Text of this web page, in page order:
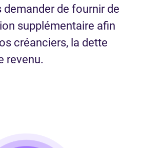
de fournir de
supplémentaire afin
créanciers, la dette
revenu.